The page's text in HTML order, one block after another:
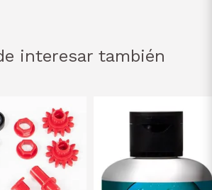
interesar también